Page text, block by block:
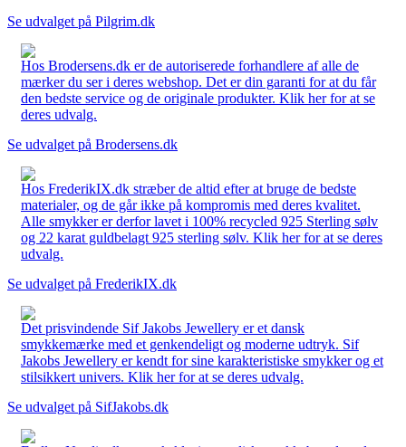
Se udvalget på Pilgrim.dk
Hos Brodersens.dk er de autoriserede forhandlere af alle de
mærker du ser i deres webshop. Det er din garanti for at du får
den bedste service og de originale produkter. Klik her for at se
deres udvalg.
Se udvalget på Brodersens.dk
Hos FrederikIX.dk stræber de altid efter at bruge de bedste
materialer, og de går ikke på kompromis med deres kvalitet.
Alle smykker er derfor lavet i 100% recycled 925 Sterling sølv
og 22 karat guldbelagt 925 sterling sølv. Klik her for at se deres
udvalg.
Se udvalget på FrederikIX.dk
Det prisvindende Sif Jakobs Jewellery er et dansk
smykkemærke med et genkendeligt og moderne udtryk. Sif
Jakobs Jewellery er kendt for sine karakteristiske smykker og et
stilsikkert univers. Klik her for at se deres udvalg.
Se udvalget på SifJakobs.dk